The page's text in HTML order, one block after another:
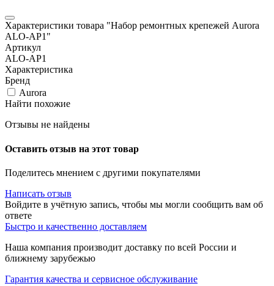
Характеристики товара "Набор ремонтных крепежей Aurora
ALO-AP1"
Артикул
ALO-AP1
Характеристика
Бренд
Aurora
Найти похожие
Отзывы не найдены
Оставить отзыв на этот товар
Поделитесь мнением с другими покупателями
Написать отзыв
Войдите в учётную запись, чтобы мы могли сообщить вам об
ответе
Быстро и качественно доставляем
Наша компания производит доставку по всей России и
ближнему зарубежью
Гарантия качества и сервисное обслуживание